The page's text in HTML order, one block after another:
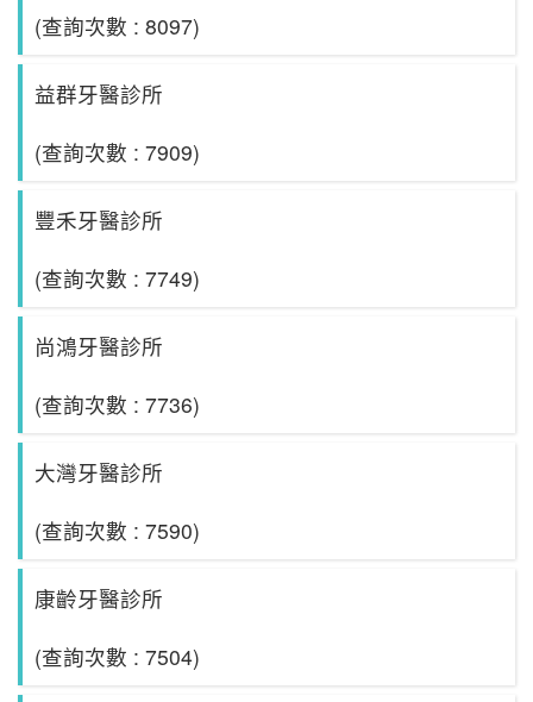
(查詢次數 : 8097)
益群牙醫診所
(查詢次數 : 7909)
豐禾牙醫診所
(查詢次數 : 7749)
尚鴻牙醫診所
(查詢次數 : 7736)
大灣牙醫診所
(查詢次數 : 7590)
康齡牙醫診所
(查詢次數 : 7504)